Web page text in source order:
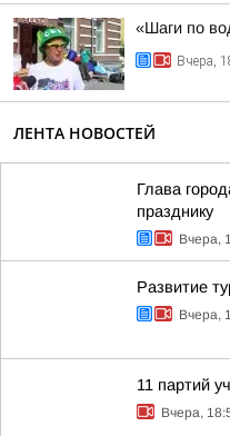
«Шаги по
Вчера,
ЛЕНТА НОВОСТЕЙ
Глава
празднику
Вчера,
Развитие
Вчера,
11 партий
Вчера,